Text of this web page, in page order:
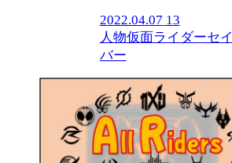
2022.04.07 13
人物仮面ライダーセイ
バー